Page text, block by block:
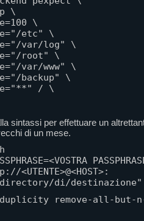
/ \
sintassi per effettuare un
di un mese.
<UTENTE>@<HOST>:
directory/di/destinazione"
remove-all-